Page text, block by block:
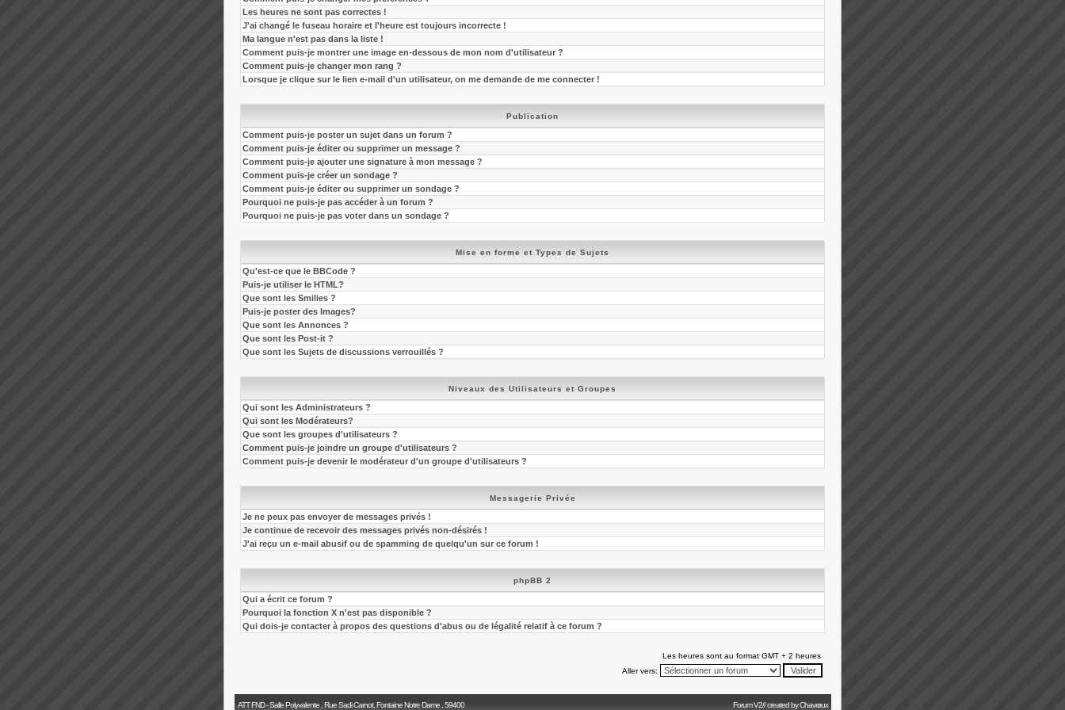
Les heures ne sont pas correctes !
J'ai changé le fuseau horaire et l'heure est toujours incorrecte !
Ma langue n'est pas dans la liste !
Comment puis-je montrer une image en-dessous de mon nom d'utilisateur ?
Comment puis-je changer mon rang ?
Lorsque je clique sur le lien e-mail d'un utilisateur, on me demande de me connecter !
Publication
Comment puis-je poster un sujet dans un forum ?
Comment puis-je éditer ou supprimer un message ?
Comment puis-je ajouter une signature à mon message ?
Comment puis-je créer un sondage ?
Comment puis-je éditer ou supprimer un sondage ?
Pourquoi ne puis-je pas accéder à un forum ?
Pourquoi ne puis-je pas voter dans un sondage ?
Mise en forme et Types de Sujets
Qu'est-ce que le BBCode ?
Puis-je utiliser le HTML?
Que sont les Smilies ?
Puis-je poster des Images?
Que sont les Annonces ?
Que sont les Post-it ?
Que sont les Sujets de discussions verrouillés ?
Niveaux des Utilisateurs et Groupes
Qui sont les Administrateurs ?
Qui sont les Modérateurs?
Que sont les groupes d'utilisateurs ?
Comment puis-je joindre un groupe d'utilisateurs ?
Comment puis-je devenir le modérateur d'un groupe d'utilisateurs ?
Messagerie Privée
Je ne peux pas envoyer de messages privés !
Je continue de recevoir des messages privés non-désirés !
J'ai reçu un e-mail abusif ou de spamming de quelqu'un sur ce forum !
phpBB 2
Qui a écrit ce forum ?
Pourquoi la fonction X n'est pas disponible ?
Qui dois-je contacter à propos des questions d'abus ou de légalité relatif à ce forum ?
Les heures sont au format GMT + 2 heures
Aller vers:
ATT FND - Salle Polyvalente , Rue Sadi Carnot, Fontaine Notre Dame , 59400 Forum V2// created by Chavrøux